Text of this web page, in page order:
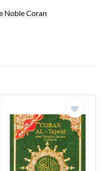
Noble Coran